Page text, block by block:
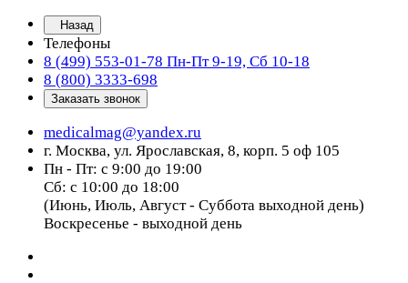
Назад
Телефоны
8 (499) 553-01-78 Пн-Пт 9-19, Сб 10-18
8 (800) 3333-698
Заказать звонок
medicalmag@yandex.ru
г. Москва, ул. Ярославская, 8, корп. 5 оф 105
Пн - Пт: с 9:00 до 19:00
Сб: с 10:00 до 18:00
(Июнь, Июль, Август - Суббота выходной день)
Воскресенье - выходной день